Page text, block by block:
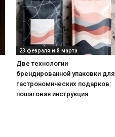
23 февраля и 8 марта
Две технологии
брендированной упаковки для
гастрономических подарков:
пошаговая инструкция